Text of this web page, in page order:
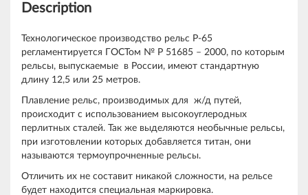
Description
Технологическое производство рельс Р-65
регламентируется ГОСТом № Р 51685 – 2000, по которым
рельсы, выпускаемые в России, имеют стандартную
длину 12,5 или 25 метров.
Плавление рельс, производимых для ж/д путей,
происходит с использованием высокоуглеродных
перлитных сталей. Так же выделяются необычные рельсы,
при изготовлении которых добавляется титан, они
называются термоупрочненные рельсы.
Отличить их не составит никакой сложности, на рельсе
будет находится специальная маркировка.